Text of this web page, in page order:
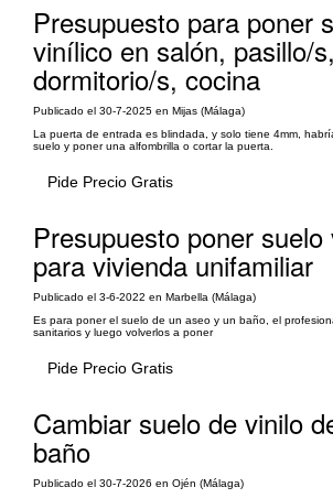
Presupuesto para poner
vinílico en salón, pasillo/s,
dormitorio/s, cocina
Publicado el 30-7-2025 en Mijas (Málaga)
La puerta de entrada es blindada, y solo tiene 4mm,
suelo y poner una alfombrilla o cortar la puerta.
Pide Precio Gratis
Presupuesto poner
para vivienda unifamiliar
Publicado el 3-6-2022 en Marbella (Málaga)
Es para poner el suelo de un aseo y un baño, el
sanitarios y luego volverlos a poner
Pide Precio Gratis
Cambiar suelo de vinilo
baño
Publicado el 30-7-2026 en Ojén (Málaga)